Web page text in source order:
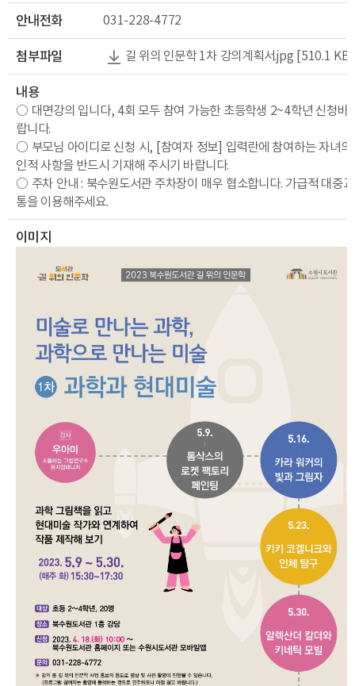
안내전화 031-228-4772
첨부파일 길 위의 인문학 1차 강의계획서.jpg [510.1 KB]
내용
○ 대면강의 입니다, 4회 모두 참여 가능한 초등학생 2~4학년 신청바
랍니다.
○ 부모님 아이디로 신청 시, [참여자 정보] 입력란에 참여하는 자녀의
인적 사항을 반드시 기재해 주시기 바랍니다.
○ 주차 안내 : 북수원도서관 주차장이 매우 협소합니다. 가급적 대중교
통을 이용해주세요.
이미지